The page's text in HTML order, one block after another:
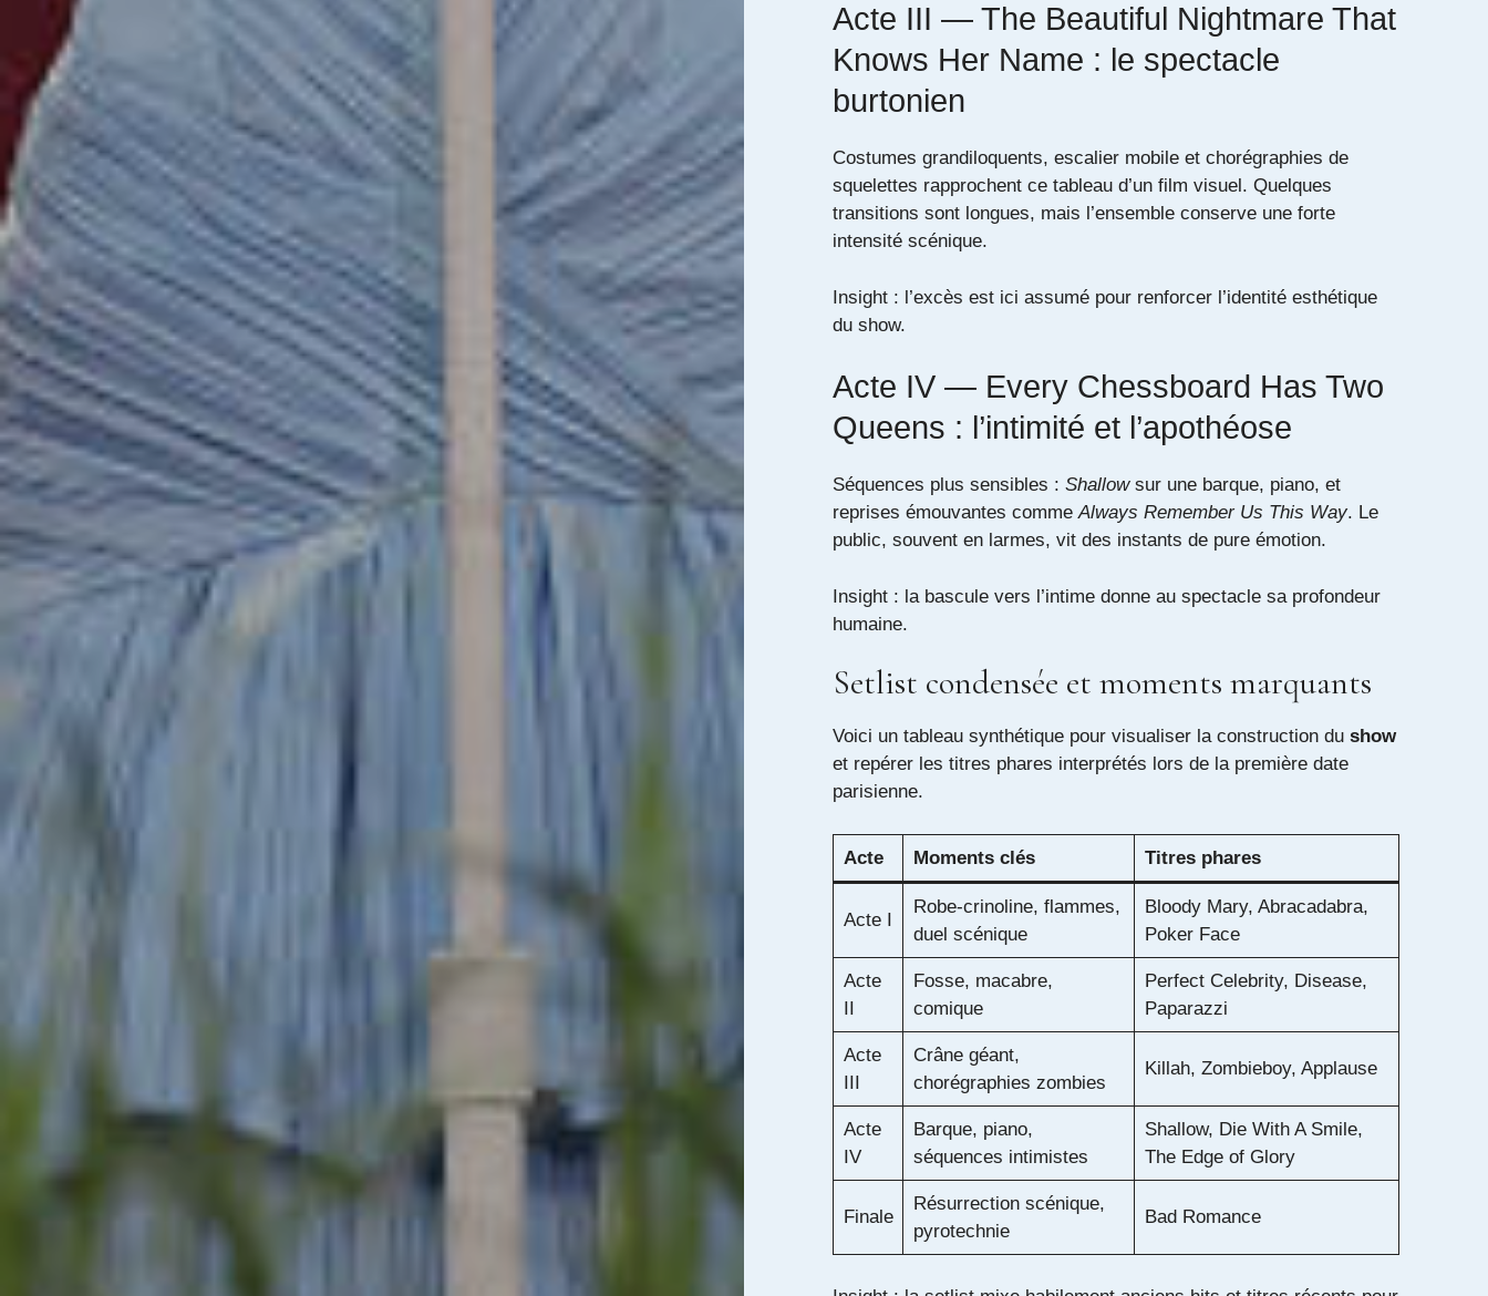
Acte III — The Beautiful Nightmare That
Knows Her Name : le spectacle
burtonien
Costumes grandiloquents, escalier mobile et chorégraphies de
squelettes rapprochent ce tableau d’un film visuel. Quelques
transitions sont longues, mais l’ensemble conserve une forte
intensité scénique.
Insight : l’excès est ici assumé pour renforcer l’identité esthétique
du show.
Acte IV — Every Chessboard Has Two
Queens : l’intimité et l’apothéose
Séquences plus sensibles : Shallowsur une barque, piano, et
reprises émouvantes commeAlways Remember Us This Way. Le
public, souvent en larmes, vit des instants de pure émotion.
Insight : la bascule vers l’intime donne au spectacle sa profondeur
humaine.
Setlist condensée et moments marquants
Voici un tableau synthétique pour visualiser la construction du show
et repérer les titres phares interprétés lors de la première date
parisienne.
Acte Moments clés Titres phares
Acte I
Robe-crinoline, flammes,
duel scénique
Bloody Mary, Abracadabra,
Poker Face
Acte
II
Fosse, macabre,
comique
Perfect Celebrity, Disease,
Paparazzi
Acte
III
Crâne géant,
chorégraphies zombies
Killah, Zombieboy, Applause
Acte
IV
Barque, piano,
séquences intimistes
Shallow, Die With A Smile,
The Edge of Glory
Finale
Résurrection scénique,
pyrotechnie
Bad Romance